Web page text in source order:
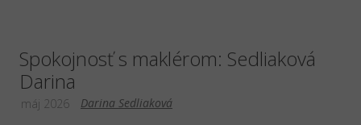
Spokojnosť s maklérom: Sedliaková
Darina
Darina Sedliaková
máj 2026